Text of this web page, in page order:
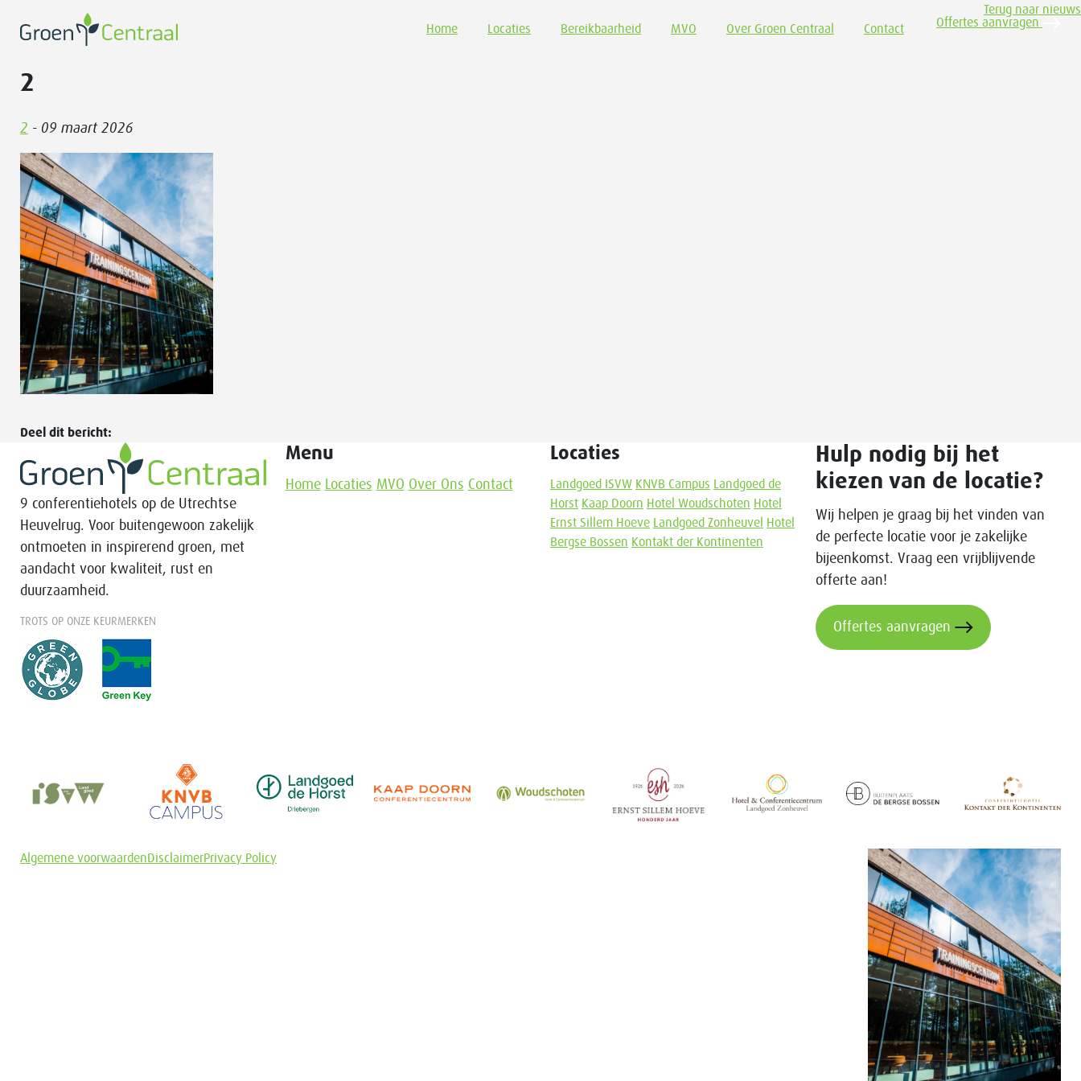
Home Locaties Bereikbaarheid MVO Over Groen Centraal Contact
Offertes aanvragen
2
2 - 09 maart 2026
Terug naar nieuws
Deel dit bericht:
9 conferentiehotels op de Utrechtse
Heuvelrug. Voor buitengewoon zakelijk
ontmoeten in inspirerend groen, met
aandacht voor kwaliteit, rust en
duurzaamheid.
TROTS OP ONZE KEURMERKEN
Menu
Home Locaties MVO Over Ons Contact
Locaties
Landgoed ISVW KNVB Campus
Landgoed de
Horst Kaap Doorn Hotel Woudschoten Hotel
Ernst Sillem Hoeve
Landgoed Zonheuvel
Hotel
Bergse Bossen Kontakt der Kontinenten
Hulp nodig bij het
kiezen van de locatie?
Wij helpen je graag bij het vinden van
de perfecte locatie voor je zakelijke
bijeenkomst. Vraag een vrijblijvende
offerte aan!
Offertes aanvragen
Algemene voorwaardenDisclaimerPrivacy Policy